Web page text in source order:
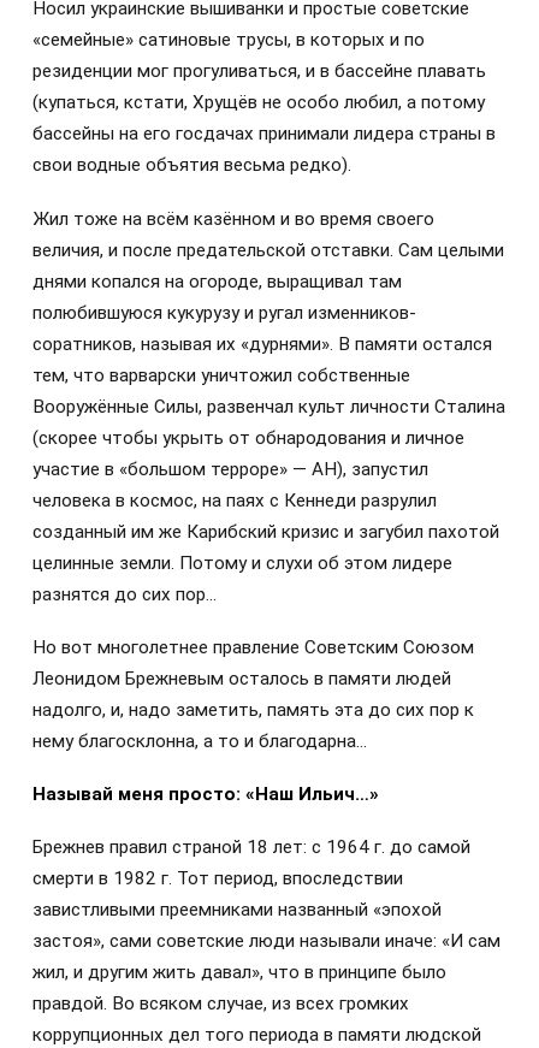
Носил украинские вышиванки и простые советские
«семейные» сатиновые трусы, в которых и по
резиденции мог прогуливаться, и в бассейне плавать
(купаться, кстати, Хрущёв не особо любил, а потому
бассейны на его госдачах принимали лидера страны в
свои водные объятия весьма редко).
Жил тоже на всём казённом и во время своего
величия, и после предательской отставки. Сам целыми
днями копался на огороде, выращивал там
полюбившуюся кукурузу и ругал изменников-
соратников, называя их «дурнями». В памяти остался
тем, что варварски уничтожил собственные
Вооружённые Силы, развенчал культ личности Сталина
(скорее чтобы укрыть от обнародования и личное
участие в «большом терроре» — АН), запустил
человека в космос, на паях с Кеннеди разрулил
созданный им же Карибский кризис и загубил пахотой
целинные земли. Потому и слухи об этом лидере
разнятся до сих пор…
Но вот многолетнее правление Советским Союзом
Леонидом Брежневым осталось в памяти людей
надолго, и, надо заметить, память эта до сих пор к
нему благосклонна, а то и благодарна…
Называй меня просто: «Наш Ильич…»
Брежнев правил страной 18 лет: с 1964 г. до самой
смерти в 1982 г. Тот период, впоследствии
завистливыми преемниками названный «эпохой
застоя», сами советские люди называли иначе: «И сам
жил, и другим жить давал», что в принципе было
правдой. Во всяком случае, из всех громких
коррупционных дел того периода в памяти людской